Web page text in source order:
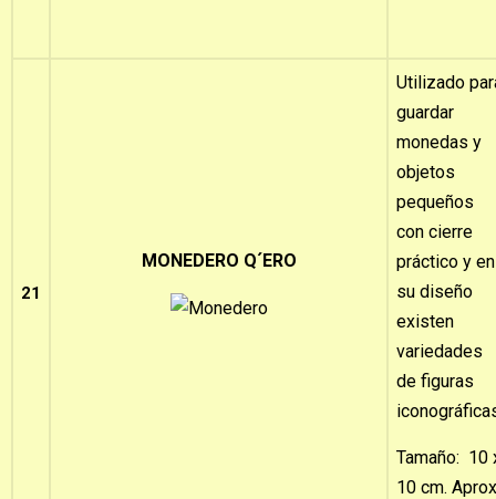
21
MONEDERO Q´ERO
Utilizado
guardar
monedas y
objetos
pequeños
con cierre
práctico y en
su diseño
existen
variedades
de figuras
Tamaño: 10
10 cm.